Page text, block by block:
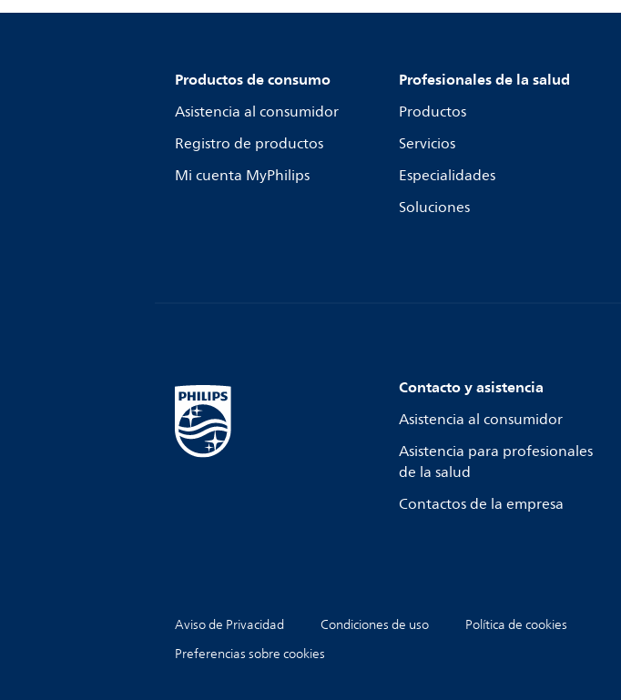
Productos de consumo
Asistencia al consumidor
Registro de productos
Mi cuenta MyPhilips
Profesionales de la salud
Productos
Servicios
Especialidades
Soluciones
Contacto y asistencia
Asistencia al consumidor
Asistencia para profesionales
de la salud
Contactos de la empresa
Aviso de Privacidad Condiciones de uso
Política de cookies
Preferencias sobre cookies